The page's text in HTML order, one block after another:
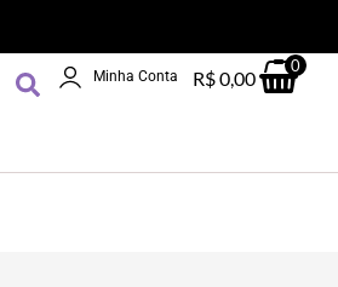
Minha Conta R$0,00
0